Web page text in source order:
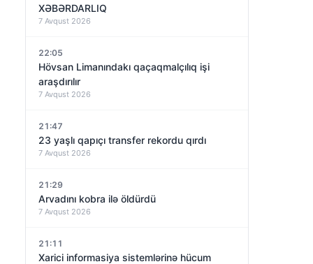
XƏBƏRDARLIQ
7 Avqust 2026
22:05
Hövsan Limanındakı qaçaqmalçılıq işi
araşdırılır
7 Avqust 2026
21:47
23 yaşlı qapıçı transfer rekordu qırdı
7 Avqust 2026
21:29
Arvadını kobra ilə öldürdü
7 Avqust 2026
21:11
Xarici informasiya sistemlərinə hücum